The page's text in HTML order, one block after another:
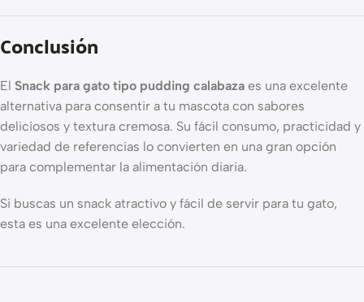
Conclusión
El Snack para gato tipo pudding calabaza es una excelente
alternativa para consentir a tu mascota con sabores
deliciosos y textura cremosa. Su fácil consumo, practicidad y
variedad de referencias lo convierten en una gran opción
para complementar la alimentación diaria.
Si buscas un snack atractivo y fácil de servir para tu gato,
esta es una excelente elección.